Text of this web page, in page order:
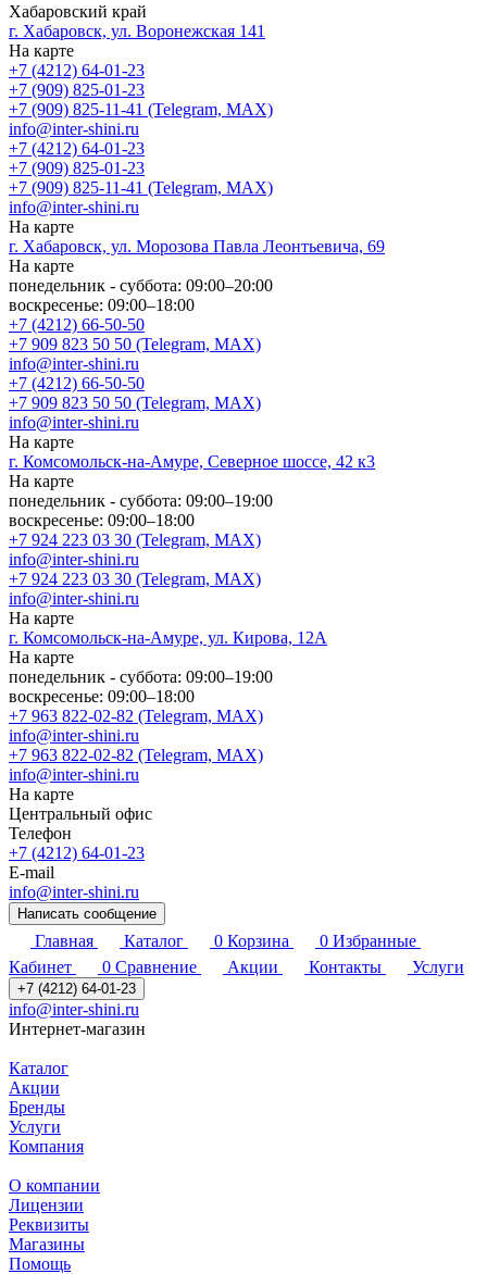
Хабаровский край
г. Хабаровск, ул. Воронежская 141
На карте
+7 (4212) 64-01-23
+7 (909) 825-01-23
+7 (909) 825-11-41 (Telegram, MAX)
info@inter-shini.ru
+7 (4212) 64-01-23
+7 (909) 825-01-23
+7 (909) 825-11-41 (Telegram, MAX)
info@inter-shini.ru
На карте
г. Хабаровск, ул. Морозова Павла Леонтьевича, 69
На карте
понедельник - суббота: 09:00–20:00
воскресенье: 09:00–18:00
+7 (4212) 66-50-50
+7 909 823 50 50 (Telegram, MAX)
info@inter-shini.ru
+7 (4212) 66-50-50
+7 909 823 50 50 (Telegram, MAX)
info@inter-shini.ru
На карте
г. Комсомольск-на-Амуре, Северное шоссе, 42 к3
На карте
понедельник - суббота: 09:00–19:00
воскресенье: 09:00–18:00
+7 924 223 03 30 (Telegram, MAX)
info@inter-shini.ru
+7 924 223 03 30 (Telegram, MAX)
info@inter-shini.ru
На карте
г. Комсомольск-на-Амуре, ул. Кирова, 12А
На карте
понедельник - суббота: 09:00–19:00
воскресенье: 09:00–18:00
+7 963 822-02-82 (Telegram, MAX)
info@inter-shini.ru
+7 963 822-02-82 (Telegram, MAX)
info@inter-shini.ru
На карте
Центральный офис
Телефон
+7 (4212) 64-01-23
E-mail
info@inter-shini.ru
Написать сообщение
Главная Каталог 0 Корзина 0 Избранные
Кабинет
0 Сравнение Акции Контакты Услуги
+7 (4212) 64-01-23
info@inter-shini.ru
Интернет-магазин
Каталог
Акции
Бренды
Услуги
Компания
О компании
Лицензии
Реквизиты
Магазины
Помощь